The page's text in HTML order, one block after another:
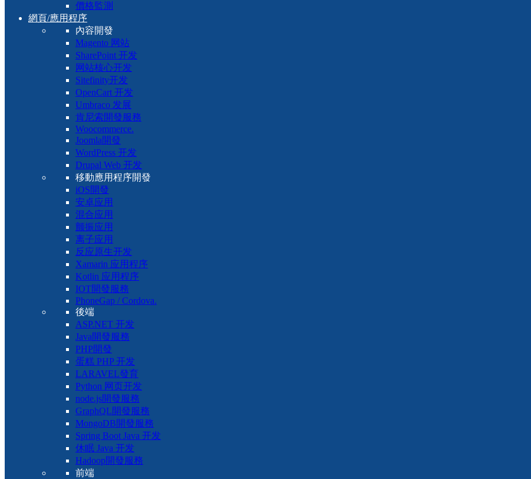
價格監測
網頁/應用程序
內容開發
Magento 网站
SharePoint 开发
网站核心开发
Sitefinity开发
OpenCart 开发
Umbraco 发展
肯尼索開發服務
Woocommerce.
Joomla開發
WordPress 开发
Drupal Web 开发
移動應用程序開發
iOS開發
安卓应用
混合应用
颤振应用
离子应用
反应原生开发
Xamarin 应用程序
Kotlin 应用程序
IOT開發服務
PhoneGap / Cordova.
後端
ASP.NET 开发
Java開發服務
PHP開發
蛋糕 PHP 开发
LARAVEL發育
Python 网页开发
node.js開發服務
GraphQL開發服務
MongoDB開發服務
Spring Boot Java 开发
休眠 Java 开发
Hadoop開發服務
前端